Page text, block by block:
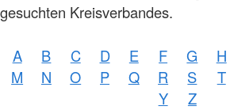
gesuchten Kreisverbandes.
A B C D E F G H
M
N O P Q R S T
Y
Z